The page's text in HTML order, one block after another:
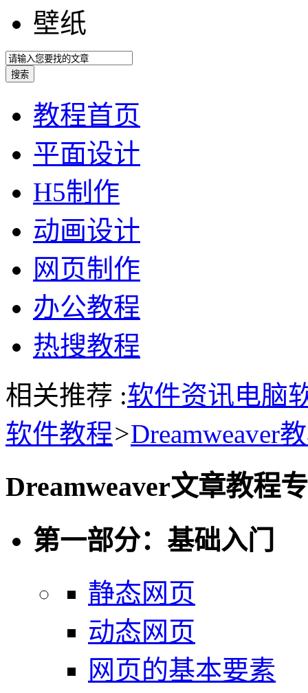
壁纸
教程首页
平面设计
H5制作
动画设计
网页制作
办公教程
热搜教程
相关推荐 :软件资讯电脑
软件教程>Dreamweaver
Dreamweaver文章教程
第一部分：基础入门
静态网页
动态网页
网页的基本要素